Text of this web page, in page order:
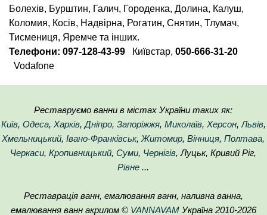
Болехів, Бурштин, Галич, Городенка, Долина, Калуш,
Коломия, Косів, Надвірна, Рогатин, Снятин, Тлумач,
Тисмениця, Яремче та інших.
Телефони: 097-128-43-99 Київстар, 050-666-31-20
Vodafone
Реставруємо ванни в містах України таких як:
Київ, Одеса, Харків, Дніпро, Запоріжжя, Миколаїв, Херсон, Львів,
Хмельницький,Івано-Франківськ,Житомир,Вінниця,Полтава,
Черкаси,Кропивницький,Суми, Чернігів, Луцьк, Кривий Ріг,
Рівне ...
Реставрація ванн, емалювання ванн, наливна ванна,
емалювання ванн акрилом © VANNAVAMУкраїна 2010-2026